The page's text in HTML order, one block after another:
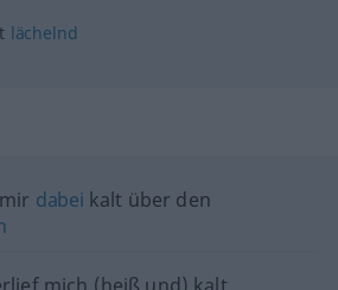
lächelnd
dabei kalt über den